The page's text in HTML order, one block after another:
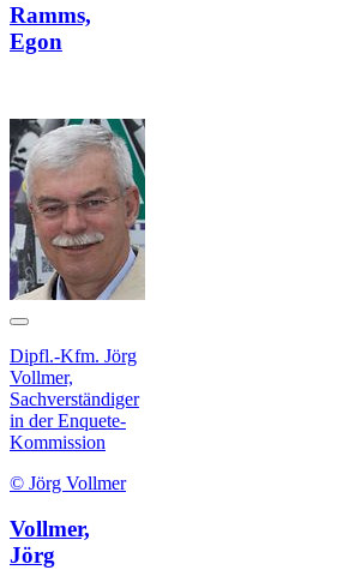
Ramms,
Egon
Dipfl.-Kfm. Jörg
Vollmer,
Sachverständiger
in der Enquete-
Kommission
© Jörg Vollmer
Vollmer,
Jörg